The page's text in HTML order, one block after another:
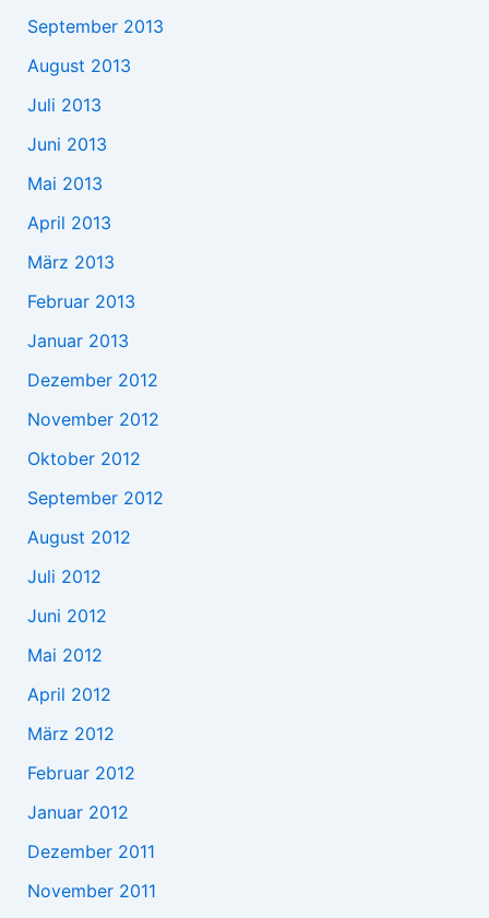
September 2013
August 2013
Juli 2013
Juni 2013
Mai 2013
April 2013
März 2013
Februar 2013
Januar 2013
Dezember 2012
November 2012
Oktober 2012
September 2012
August 2012
Juli 2012
Juni 2012
Mai 2012
April 2012
März 2012
Februar 2012
Januar 2012
Dezember 2011
November 2011